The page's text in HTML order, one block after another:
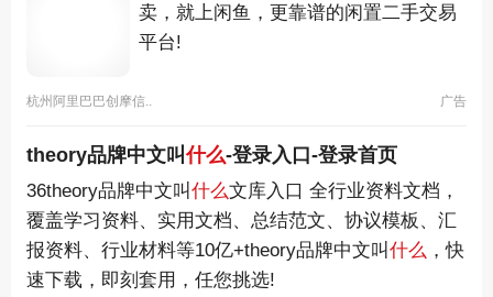
卖，就上闲鱼，更靠谱的闲置二手交易
平台!
杭州阿里巴巴创摩信.. 广告
theory品牌中文叫什么-登录入口-登录首页
36theory品牌中文叫什么文库入口 全行业资料文档，
覆盖学习资料、实用文档、总结范文、协议模板、汇
报资料、行业材料等10亿+theory品牌中文叫什么 ，快
速下载，即刻套用，任您挑选!